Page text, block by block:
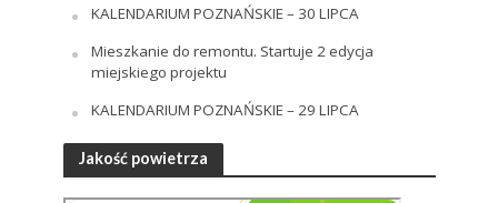
KALENDARIUM POZNAŃSKIE – 30 LIPCA
Mieszkanie do remontu. Startuje 2 edycja
miejskiego projektu
KALENDARIUM POZNAŃSKIE – 29 LIPCA
Jakość powietrza